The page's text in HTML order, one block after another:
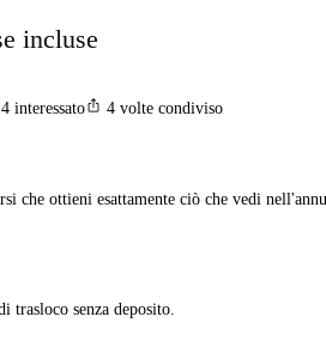
incluse
4 interessatoios_share 4 volte condiviso
che ottieni esattamente ciò che vedi
trasloco senza deposito.